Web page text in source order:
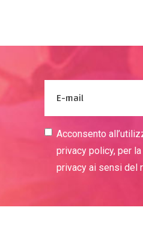
Acconsento
privacy policy, per
privacy ai sensi del